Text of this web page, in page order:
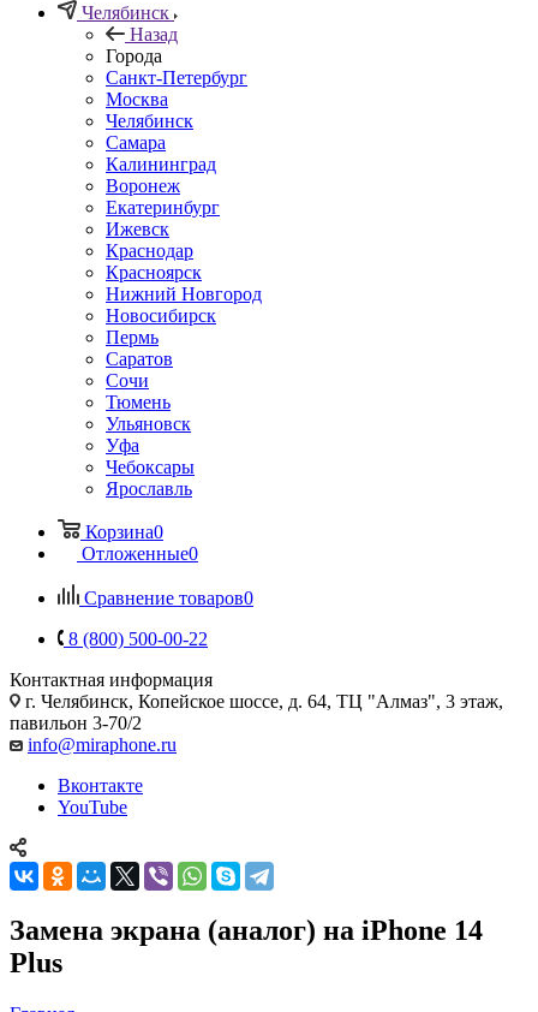
Челябинск
Назад
Города
Санкт-Петербург
Москва
Челябинск
Самара
Калининград
Воронеж
Екатеринбург
Ижевск
Краснодар
Красноярск
Нижний Новгород
Новосибирск
Пермь
Саратов
Сочи
Тюмень
Ульяновск
Уфа
Чебоксары
Ярославль
Корзина0
Отложенные0
Сравнение товаров0
8 (800) 500-00-22
Контактная информация
г. Челябинск, Копейское шоссе, д. 64, ТЦ "Алмаз", 3 этаж,
павильон 3-70/2
info@miraphone.ru
Вконтакте
YouTube
Замена экрана (аналог) на iPhone 14
Plus